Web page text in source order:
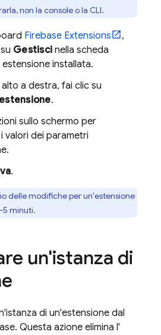
non la console o la CLI.
Firebase Extensions
,
Gestisci nella scheda
installata.
a destra, fai clic su
.
sullo schermo per
valori dei parametri
.
delle modifiche per un'estensione
5 minuti.
un'istanza di
di un'estensione dal
Questa azione elimina l'